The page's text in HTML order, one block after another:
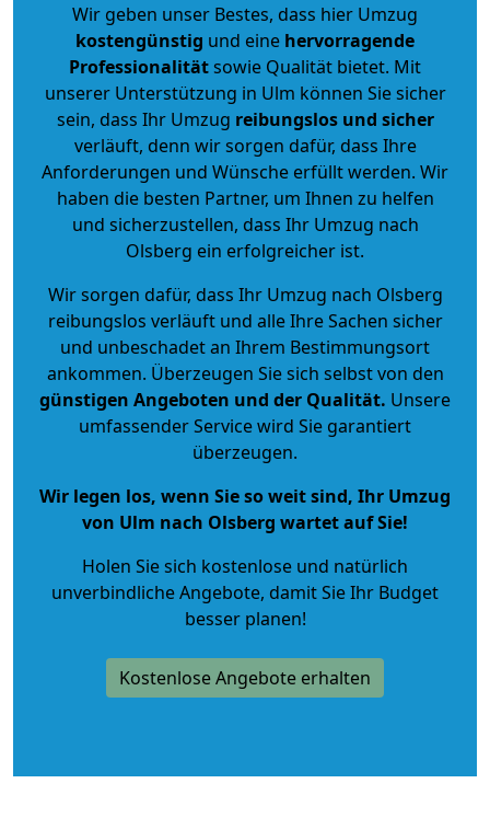
Wir geben unser Bestes, dass hier Umzug
kostengünstig und eine hervorragende
Professionalitätsowie Qualität bietet. Mit
unserer Unterstützung in Ulm können Sie sicher
sein, dass Ihr Umzug reibungslos und sicher
verläuft, denn wir sorgen dafür, dass Ihre
Anforderungen und Wünsche erfüllt werden. Wir
haben die besten Partner, um Ihnen zu helfen
und sicherzustellen, dass Ihr Umzug nach
Olsberg ein erfolgreicher ist.
Wir sorgen dafür, dass Ihr Umzug nach Olsberg
reibungslos verläuft und alle Ihre Sachen sicher
und unbeschadet an Ihrem Bestimmungsort
ankommen. Überzeugen Sie sich selbst von den
günstigen Angeboten und der Qualität. Unsere
umfassender Service wird Sie garantiert
überzeugen.
Wir legen los, wenn Sie so weit sind, Ihr Umzug
von Ulm nach Olsberg wartet auf Sie!
Holen Sie sich kostenlose und natürlich
unverbindliche Angebote, damit Sie Ihr Budget
besser planen!
Kostenlose Angebote erhalten